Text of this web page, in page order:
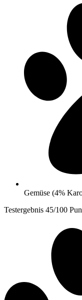
Gemüse (4%
Testergebnis 45/100